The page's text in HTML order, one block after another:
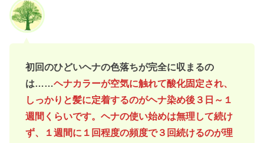
初回のひどいヘナの色落ちが完全に収まるの
は……ヘナカラーが空気に触れて酸化固定され、
しっかりと髪に定着するのがヘナ染め後３日～１
週間くらいです。ヘナの使い始めは無理して続け
ず、１週間に１回程度の頻度で３回続けるのが理